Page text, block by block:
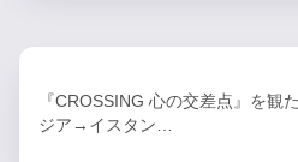
『CROSSING 心の交差点』を観
ジア→イスタン…